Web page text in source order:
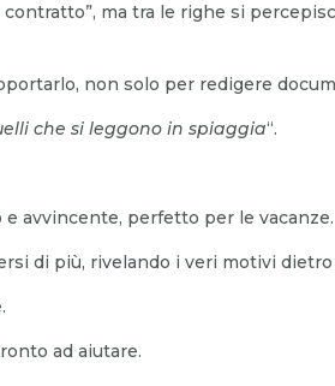
ma tra le righe si
non solo per redigere
che si leggono in spiaggia“.
avvincente, perfetto per le vacanze.
di più, rivelando i veri motivi
ad aiutare.